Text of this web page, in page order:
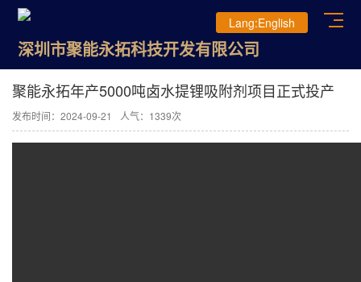
Lang:English
深圳市聚能永拓科技开发有限公司
聚能永拓年产5000吨卤水提锂吸附剂项目正式投产
发布时间：2024-09-21 人气：1339次